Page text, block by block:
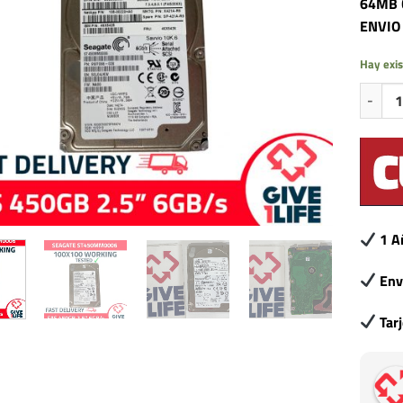
Hay
1